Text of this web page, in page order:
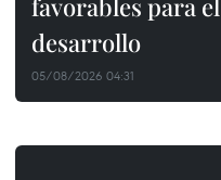
favorables para el
desarrollo
05/08/2026 04:31